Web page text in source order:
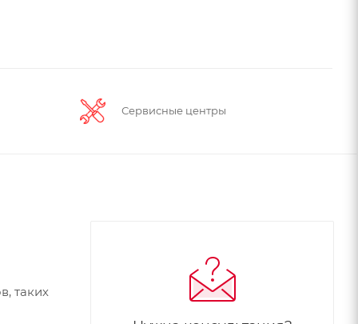
Сервисные центры
таких